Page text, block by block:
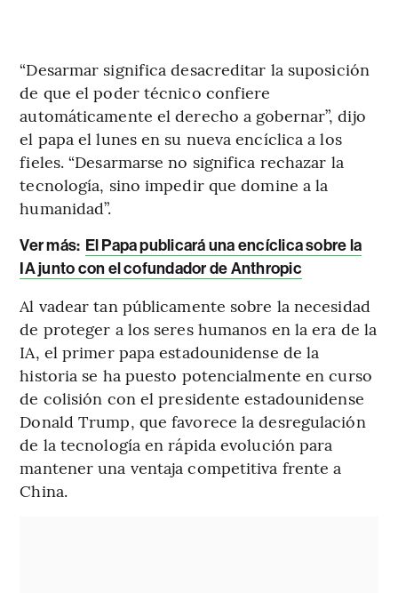
“Desarmar significa desacreditar la suposición
de que el poder técnico confiere
automáticamente el derecho a gobernar”, dijo
el papa el lunes en su nueva encíclica a los
fieles. “Desarmarse no significa rechazar la
tecnología, sino impedir que domine a la
humanidad”.
Ver más: El Papa publicará una encíclica sobre la
IA junto con el cofundador de Anthropic
Al vadear tan públicamente sobre la necesidad
de proteger a los seres humanos en la era de la
IA, el primer papa estadounidense de la
historia se ha puesto potencialmente en curso
de colisión con el presidente estadounidense
Donald Trump, que favorece la desregulación
de la tecnología en rápida evolución para
mantener una ventaja competitiva frente a
China.